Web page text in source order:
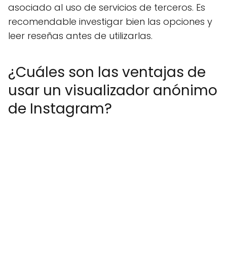
asociado al uso de servicios de terceros. Es
recomendable investigar bien las opciones y
leer reseñas antes de utilizarlas.
¿Cuáles son las ventajas de
usar un visualizador anónimo
de Instagram?